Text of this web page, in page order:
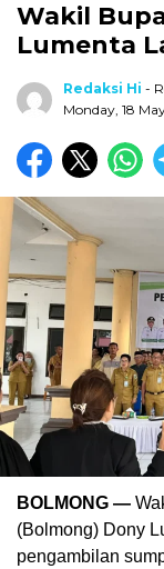
Wakil
Lumenta
Redaksi Hi -
Monday, 18
BOLMONG —
(Bolmong) Dony
pengambilan